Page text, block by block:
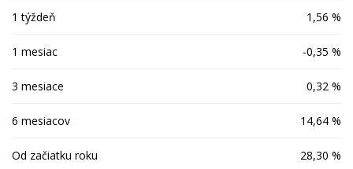
1 týždeň
1,56 %
1 mesiac -0,35 %
3 mesiace 0,32 %
6 mesiacov 14,64 %
Od začiatku roku 28,30 %